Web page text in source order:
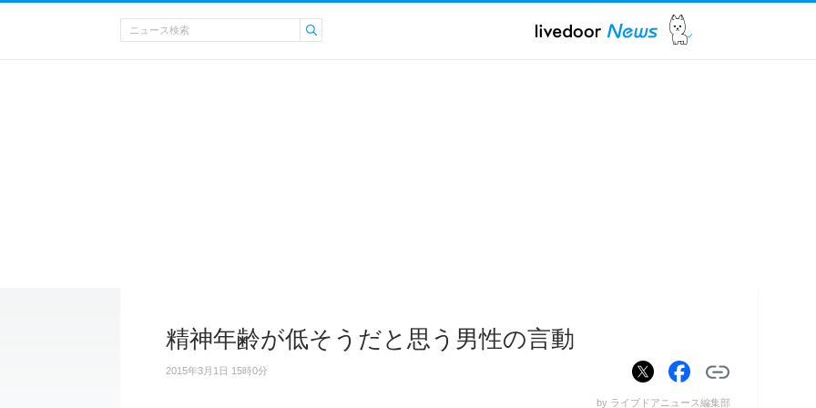
精神年齢が低そうだと思う男性の言動
2015年3月1日 15時0分
by ライブドアニュース編集部